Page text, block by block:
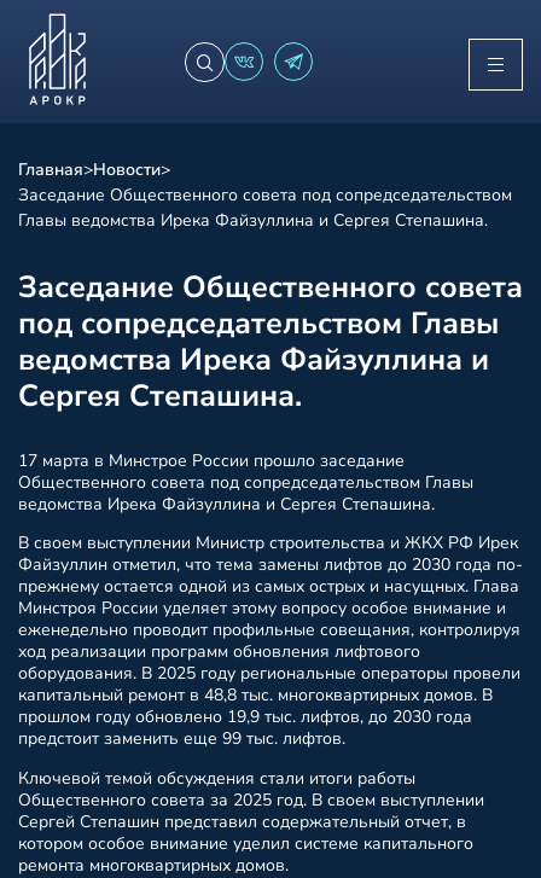
Главная>Новости>
Заседание Общественного совета под сопредседательством
Главы ведомства Ирека Файзуллина и Сергея Степашина.
Заседание Общественного совета
под сопредседательством Главы
ведомства Ирека Файзуллина и
Сергея Степашина.
17 марта в Минстрое России прошло заседание
Общественного совета под сопредседательством Главы
ведомства Ирека Файзуллина и Сергея Степашина.
В своем выступлении Министр строительства и ЖКХ РФ Ирек
Файзуллин отметил, что тема замены лифтов до 2030 года по-
прежнему остается одной из самых острых и насущных. Глава
Минстроя России уделяет этому вопросу особое внимание и
еженедельно проводит профильные совещания, контролируя
ход реализации программ обновления лифтового
оборудования. В 2025 году региональные операторы провели
капитальный ремонт в 48,8 тыс. многоквартирных домов. В
прошлом году обновлено 19,9 тыс. лифтов, до 2030 года
предстоит заменить еще 99 тыс. лифтов.
Ключевой темой обсуждения стали итоги работы
Общественного совета за 2025 год. В своем выступлении
Сергей Степашин представил содержательный отчет, в
котором особое внимание уделил системе капитального
ремонта многоквартирных домов.